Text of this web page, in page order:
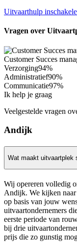
Uitvaarthulp
Vragen over
Customer Succes
Verzorging94%
Administratief90%
Communicatie97%
Ik help je graag
Veelgestelde vragen
Andijk
Wat maakt uitvaartplek
Wij opereren volledig
Andijk. We kijken naar
op basis van jouw
uitvaartondernemers
eerste periode van
bij drie
prijs die zo gunstig